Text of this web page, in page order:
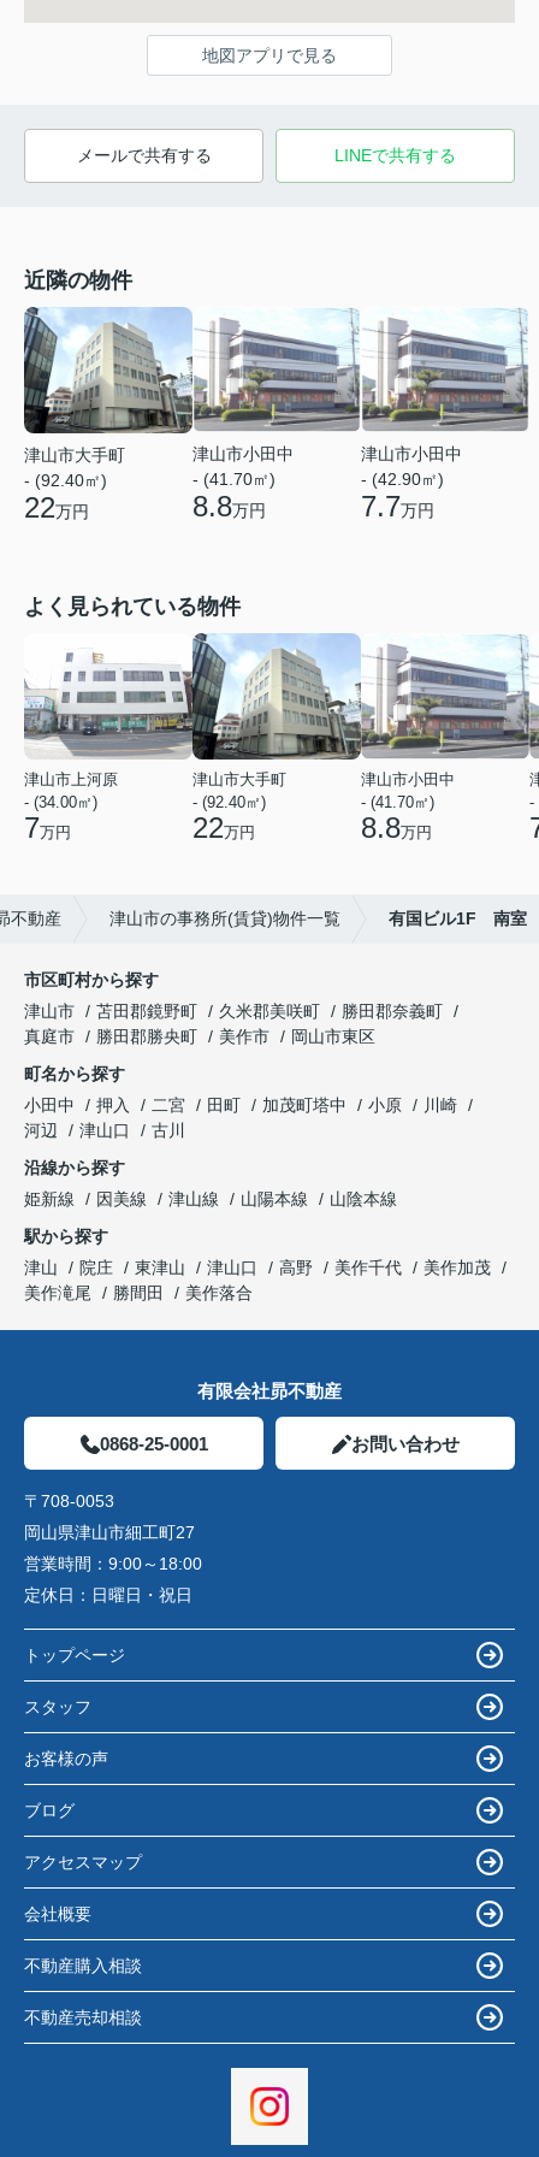
地図アプリで見る
メールで共有する LINEで共有する
近隣の物件
津山市大手町
- (92.40㎡)
22万円
津山市小田中
- (41.70㎡)
8.8万円
津山市小田中
- (42.90㎡)
7.7万円
よく見られている物件
津山市上河原
- (34.00㎡)
7万円
津山市大手町
- (92.40㎡)
22万円
津山市小田中
- (41.70㎡)
8.8万円
-
不動産 津山市の事務所(賃貸)物件一覧 有国ビル1F 南室
市区町村から探す
津山市
苫田郡鏡野町 久米郡美咲町
勝田郡奈義町
真庭市
勝田郡勝央町 美作市
岡山市東区
町名から探す
小田中
押入 二宮 田町 加茂町塔中 小原
川崎
河辺
津山口
古川
沿線から探す
姫新線
因美線 津山線 山陽本線
山陰本線
駅から探す
津山
院庄 東津山 津山口 高野 美作千代
美作加茂
美作滝尾
勝間田 美作落合
有限会社昴不動産
0868-25-0001 お問い合わせ
〒708-0053
岡山県津山市細工町27
営業時間： 9:00～18:00
定休日： 日曜日・祝日
トップページ
スタッフ
お客様の声
ブログ
アクセスマップ
会社概要
不動産購入相談
不動産売却相談